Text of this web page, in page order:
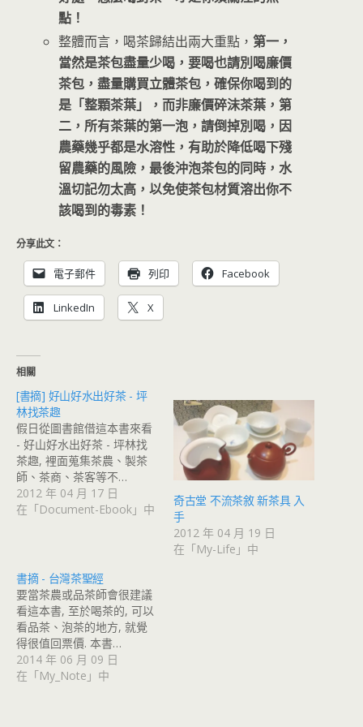
點！
整體而言，喝茶歸結出兩大重點，第一，
當然是茶包盡量少喝，要喝也請別喝廉價
茶包，盡量購買立體茶包，確保你喝到的
是「整顆茶葉」，而非廉價碎沫茶葉，第
二，所有茶葉的第一泡，請倒掉別喝，因
農藥幾乎都是水溶性，有助於降低喝下殘
留農藥的風險，最後沖泡茶包的同時，水
溫切記勿太高，以免使茶包材質溶出你不
該喝到的毒素！
分享此文：
電子郵件 列印 Facebook
LinkedIn X
相關
[書摘] 好山好水出好茶 - 坪
林找茶趣
假日從圖書館借這本書來看
- 好山好水出好茶 - 坪林找
茶趣, 裡面蒐集茶農、製茶
師、茶商、茶客等不…
2012 年 04 月 17 日
在「Document-Ebook」中
奇古堂 不流茶敘 新茶具 入
手
2012 年 04 月 19 日
在「My-Life」中
書摘 - 台灣茶聖經
要當茶農或品茶師會很建議
看這本書, 至於喝茶的, 可以
看品茶、泡茶的地方, 就覺
得很值回票價. 本書…
2014 年 06 月 09 日
在「My_Note」中